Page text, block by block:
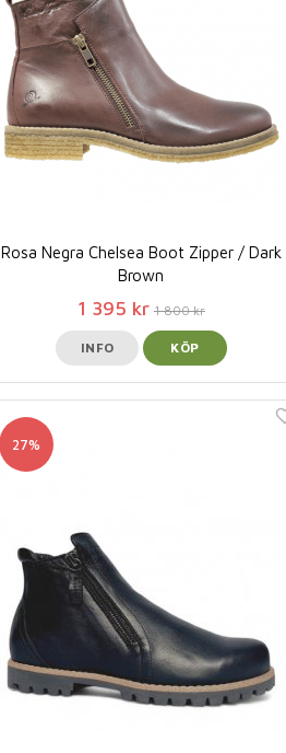
Rosa Negra Chelsea Boot Zipper / Dark
Brown
1 395 kr 1 800 kr
INFO KÖP
27%